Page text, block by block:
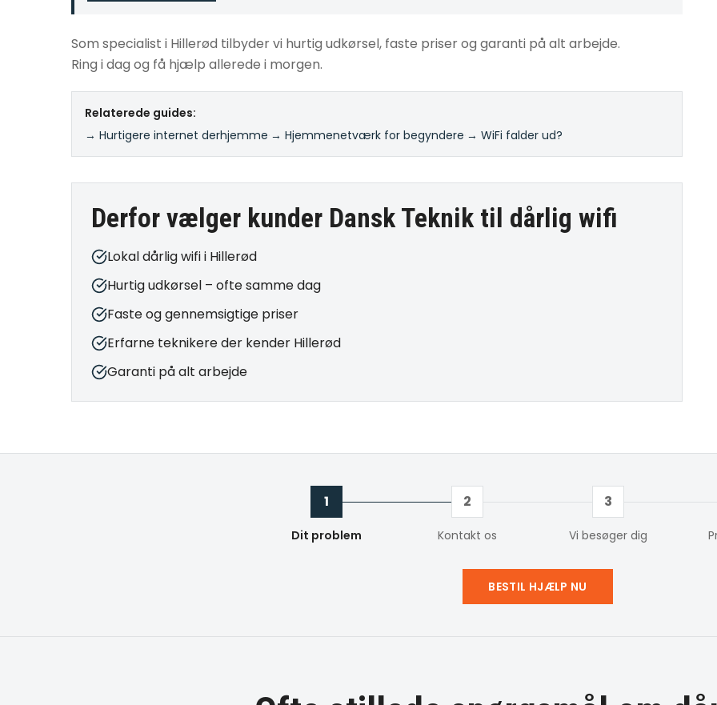
Som specialist i Hillerød tilbyder vi hurtig udkørsel, faste priser og garanti på alt arbejde.
Ring i dag og få hjælp allerede i morgen.
Relaterede guides:
→ Hurtigere internet derhjemme → Hjemmenetværk for begyndere → WiFi falder ud?
Derfor vælger kunder Dansk Teknik til dårlig wifi
Lokal dårlig wifi i Hillerød
Hurtig udkørsel – ofte samme dag
Faste og gennemsigtige priser
Erfarne teknikere der kender Hillerød
Garanti på alt arbejde
1
Dit problem
2
Kontakt os
3
Vi besøger dig
BESTIL HJÆLP NU